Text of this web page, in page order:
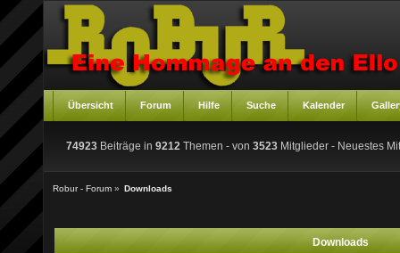
Übersicht Forum Hilfe Suche Kalender
74923 Beiträge in 9212 Themen - von 3523 Mitglieder - Neuestes
Robur - Forum » Downloads
Downloads